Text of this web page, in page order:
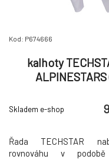
Kod: P674666
kalhoty
Skladem e-shop
Řada TECHSTAR
rovnováhu v